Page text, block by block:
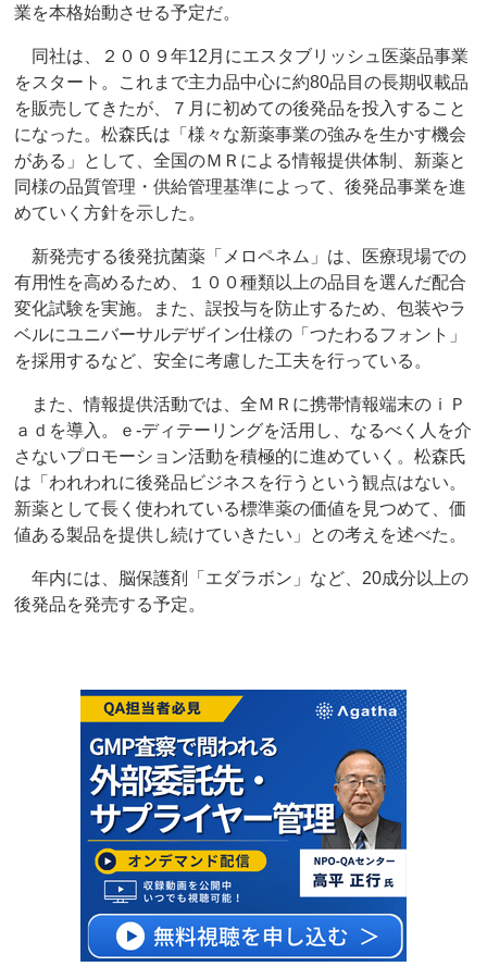
業を本格始動させる予定だ。
同社は、２００９年12月にエスタブリッシュ医薬品事業
をスタート。これまで主力品中心に約80品目の長期収載品
を販売してきたが、７月に初めての後発品を投入すること
になった。松森氏は「様々な新薬事業の強みを生かす機会
がある」として、全国のＭＲによる情報提供体制、新薬と
同様の品質管理・供給管理基準によって、後発品事業を進
めていく方針を示した。
新発売する後発抗菌薬「メロペネム」は、医療現場での
有用性を高めるため、１００種類以上の品目を選んだ配合
変化試験を実施。また、誤投与を防止するため、包装やラ
ベルにユニバーサルデザイン仕様の「つたわるフォント」
を採用するなど、安全に考慮した工夫を行っている。
また、情報提供活動では、全ＭＲに携帯情報端末のｉＰ
ａｄを導入。ｅ‐ディテーリングを活用し、なるべく人を介
さないプロモーション活動を積極的に進めていく。松森氏
は「われわれに後発品ビジネスを行うという観点はない。
新薬として長く使われている標準薬の価値を見つめて、価
値ある製品を提供し続けていきたい」との考えを述べた。
年内には、脳保護剤「エダラボン」など、20成分以上の
後発品を発売する予定。